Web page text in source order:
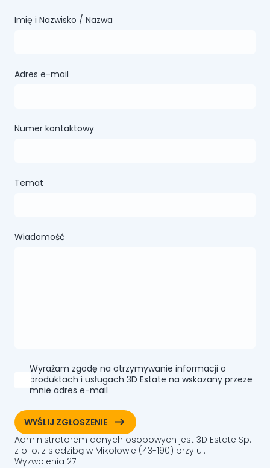
Imię i Nazwisko / Nazwa
Adres e-mail
Numer kontaktowy
Temat
Wiadomość
Wyrażam zgodę na otrzymywanie informacji o
produktach i usługach 3D Estate na wskazany przeze
mnie adres e-mail
WYŚLIJ ZGŁOSZENIE ArrowRightLong
Administratorem danych osobowych jest 3D Estate Sp.
z o. o. z siedzibą w Mikołowie (43-190) przy ul.
Wyzwolenia 27.